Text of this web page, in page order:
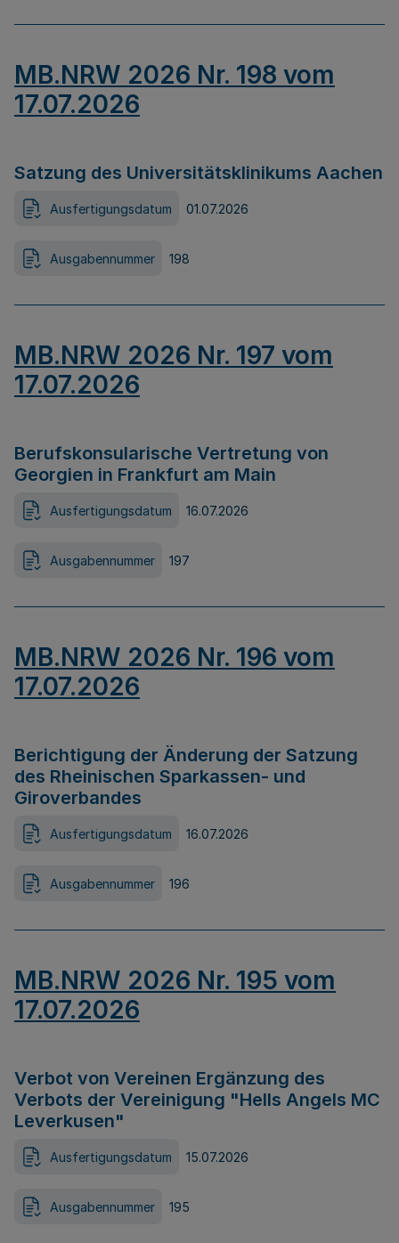
MB.NRW 2026 Nr. 198 vom
17.07.2026
Satzung des Universitätsklinikums Aachen
Ausfertigungsdatum 01.07.2026
Ausgabennummer 198
MB.NRW 2026 Nr. 197 vom
17.07.2026
Berufskonsularische Vertretung von
Georgien in Frankfurt am Main
Ausfertigungsdatum 16.07.2026
Ausgabennummer 197
MB.NRW 2026 Nr. 196 vom
17.07.2026
Berichtigung der Änderung der Satzung
des Rheinischen Sparkassen- und
Giroverbandes
Ausfertigungsdatum 16.07.2026
Ausgabennummer 196
MB.NRW 2026 Nr. 195 vom
17.07.2026
Verbot von Vereinen Ergänzung des
Verbots der Vereinigung "Hells Angels MC
Leverkusen"
Ausfertigungsdatum 15.07.2026
Ausgabennummer 195